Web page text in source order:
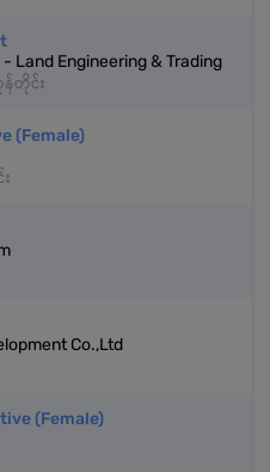
Land Engineering & Trading
န်တိုင်း
(Female)
Co.,Ltd
(Female)